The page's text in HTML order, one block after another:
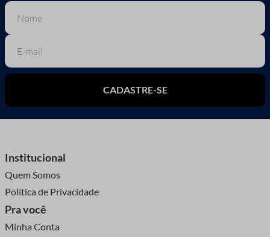
CADASTRE-SE
Institucional
Quem Somos
Política de Privacidade
Pra você
Minha Conta